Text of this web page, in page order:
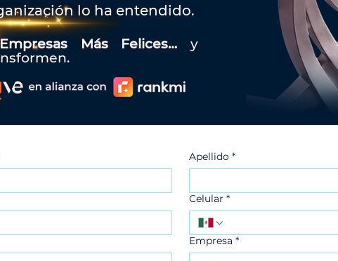
lo ha entendido.
Empresas Más Felices… y
Apellido *
Celular *
Empresa *